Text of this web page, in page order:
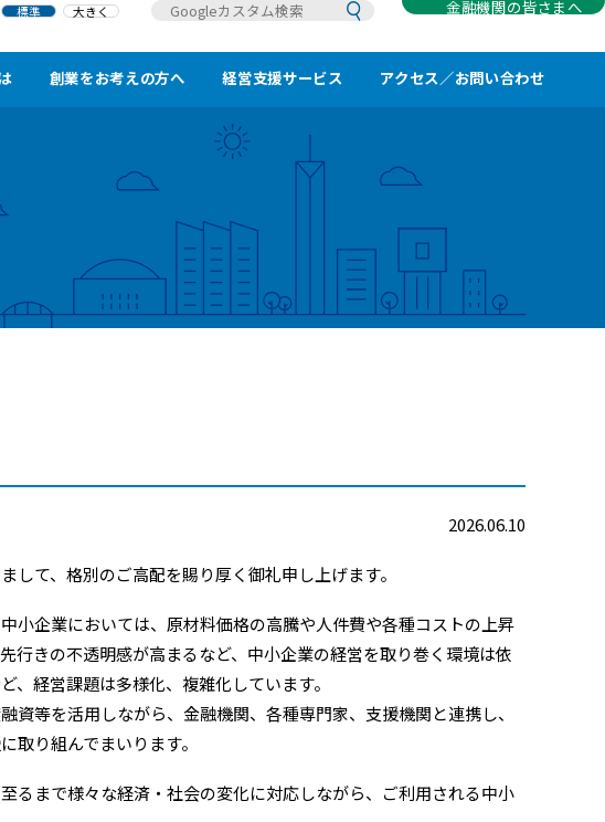
標準 大きく 金融機関の皆さまへ
創業をお考えの方へ 経営支援サービス アクセス／お問い合わせ
2026.06.10
て、格別のご高配を賜り厚く御礼申し上げます。
小企業においては、原材料価格の高騰や人件費や各種コストの上昇
行きの不透明感が高まるなど、中小企業の経営を取り巻く環境は依
経営課題は多様化、複雑化しています。
等を活用しながら、金融機関、各種専門家、支援機関と連携し、
取り組んでまいります。
るまで様々な経済・社会の変化に対応しながら、ご利用される中小